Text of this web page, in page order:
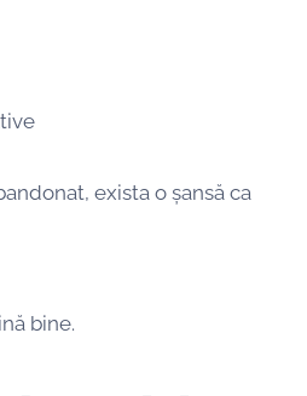
exista o șansă ca
bine.